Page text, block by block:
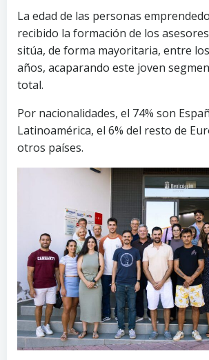
La edad de las personas
recibido la formación de los
sitúa, de forma mayoritaria, entre
años, acaparando este joven
total.
Por nacionalidades, el 74% son
Latinoamérica, el 6% del resto de
otros países.